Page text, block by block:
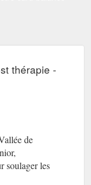
thérapie -
de
soulager les